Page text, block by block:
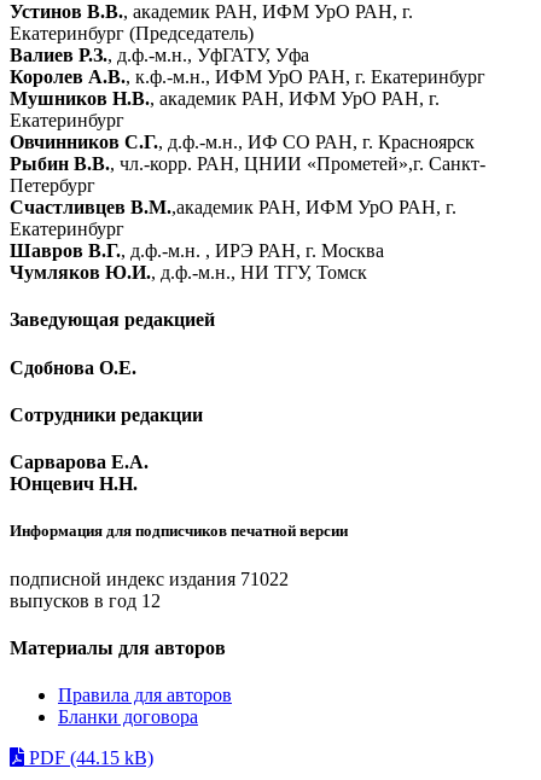
Устинов В.В., академик РАН, ИФМ УрО РАН, г.
Екатеринбург (Председатель)
Валиев Р.З., д.ф.-м.н., УфГАТУ, Уфа
Королев А.В., к.ф.-м.н., ИФМ УрО РАН, г. Екатеринбург
Мушников Н.В., академик РАН, ИФМ УрО РАН, г.
Екатеринбург
Овчинников С.Г., д.ф.-м.н., ИФ СО РАН, г. Красноярск
Рыбин В.В., чл.-корр. РАН, ЦНИИ «Прометей»,г. Санкт-
Петербург
Счастливцев В.М.,академик РАН, ИФМ УрО РАН, г.
Екатеринбург
Шавров В.Г., д.ф.-м.н. , ИРЭ РАН, г. Москва
Чумляков Ю.И., д.ф.-м.н., НИ ТГУ, Томск
Заведующая редакцией
Сдобнова О.Е.
Сотрудники редакции
Сарварова Е.А.
Юнцевич Н.Н.
Информация для подписчиков печатной версии
подписной индекс издания 71022
выпусков в год 12
Материалы для авторов
Правила для авторов
Бланки договора
PDF (44.15 kB)